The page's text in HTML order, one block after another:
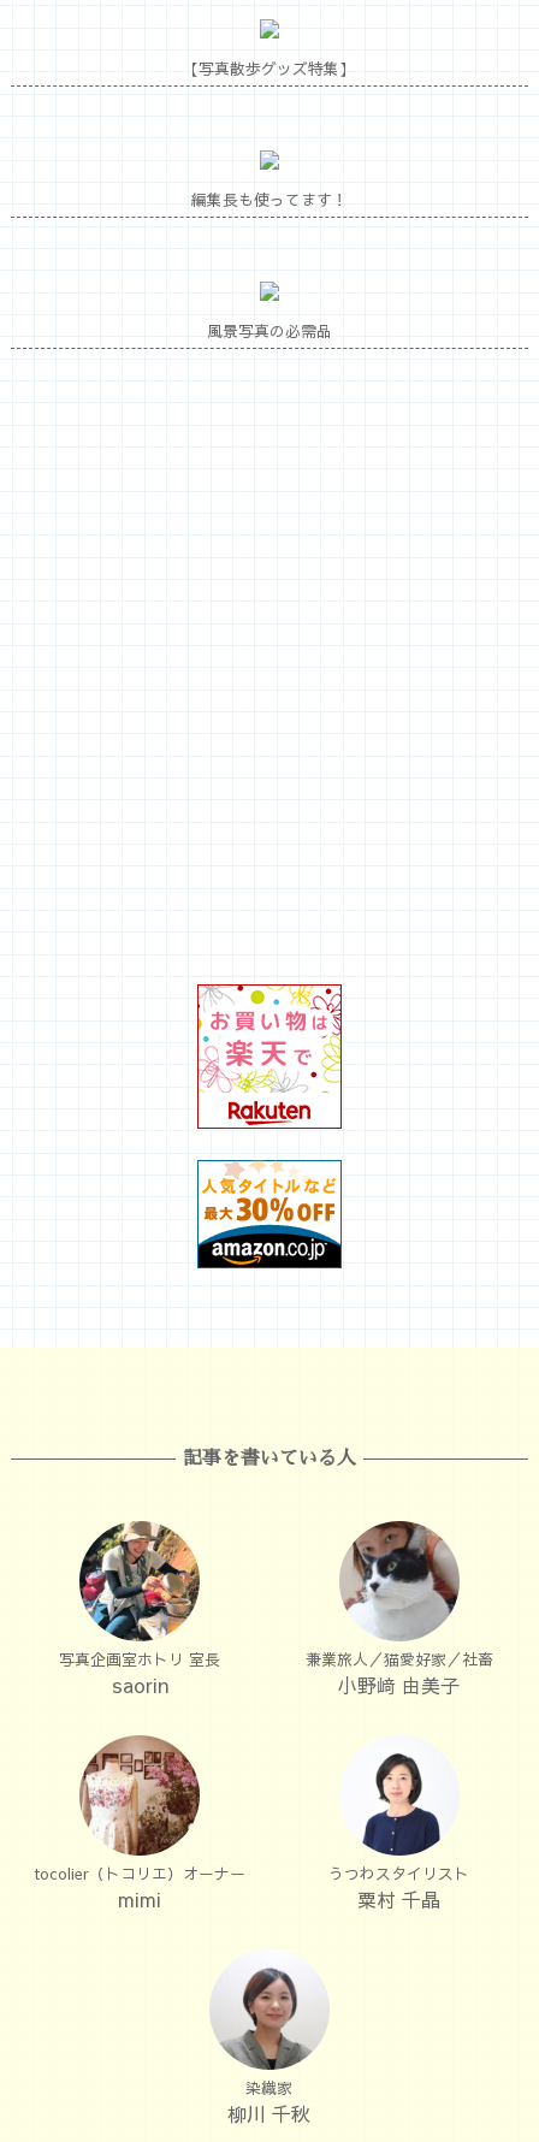
【写真散歩グッズ特集】
編集長も使ってます！
風景写真の必需品
記事を書いている人
写真企画室ホトリ 室長
saorin
兼業旅人／猫愛好家／社畜
小野﨑 由美子
tocolier（トコリエ）オーナー
mimi
うつわスタイリスト
粟村 千晶
染織家
柳川 千秋